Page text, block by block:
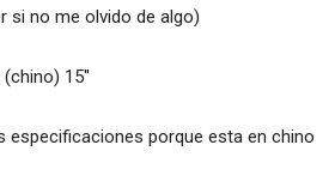
si no me olvido de algo)
(chino) 15''
especificaciones porque esta en chino